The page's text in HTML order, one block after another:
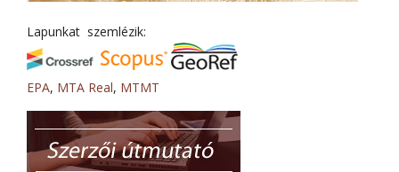
Lapunkat szemlézik:
EPA, MTA Real, MTMT